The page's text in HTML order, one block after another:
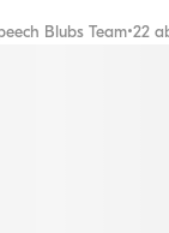
Blubs Team•22